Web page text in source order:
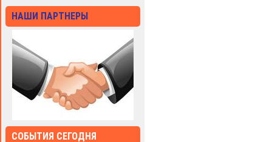
НАШИ ПАРТНЕРЫ
СОБЫТИЯ СЕГОДНЯ